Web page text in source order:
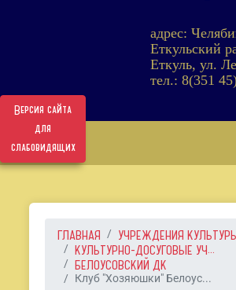
Версия сайта
для
слабовидящих
адрес:
Еткульский
Еткуль, ул.
тел.: 8(351
ГЛАВНАЯ
УЧРЕЖДЕНИЯ
КУЛЬТУРНО-ДОСУГОВЫЕ УЧ...
БЕЛОУСОВСКИЙ ДК
Клуб "Хозяюшки" Белоус...